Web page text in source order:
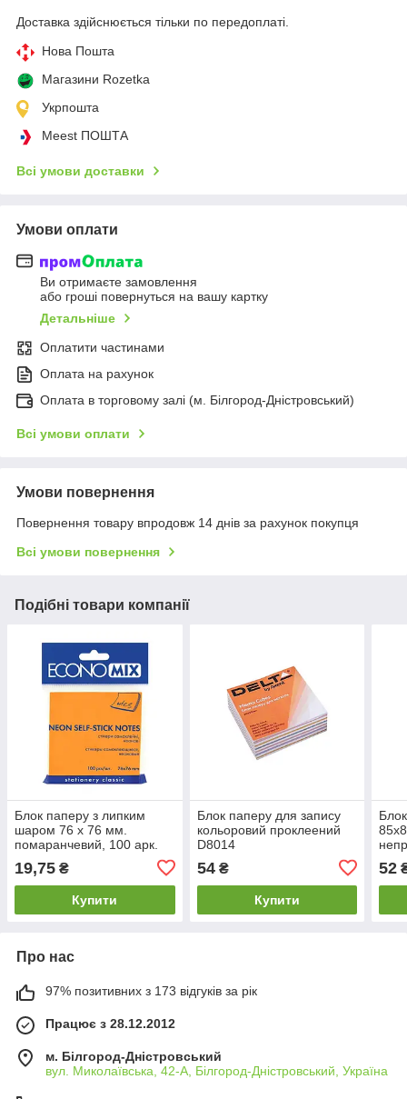
Доставка здійснюється тільки по передоплаті.
Нова Пошта
Магазини Rozetka
Укрпошта
Meest ПОШТА
Всі умови доставки
Умови оплати
Ви отримаєте замовлення
або гроші повернуться на вашу картку
Детальніше
Оплатити частинами
Оплата на рахунок
Оплата в торговому залі (м. Білгород-Дністровський)
Всі умови оплати
Умови повернення
Повернення товару впродовж 14 днів за рахунок покупця
Всі умови повернення
Подібні товари компанії
Блок паперу з липким
шаром 76 х 76 мм.
помаранчевий, 100 арк.
19,75 ₴
Купити
Блок паперу для запису
кольоровий проклеений
D8014
54₴
Купити
52
Про нас
97% позитивних з 173 відгуків за рік
Працює з 28.12.2012
м. Білгород-Дністровський
вул. Миколаївська, 42-А, Білгород-Дністровський, Україна